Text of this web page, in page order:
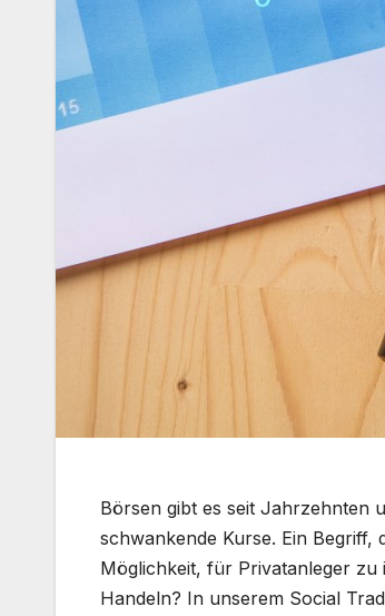
Börsen gibt es seit Jahrzehnten
schwankende Kurse. Ein Begriff,
Möglichkeit, für Privatanleger zu
Handeln? In unserem Social